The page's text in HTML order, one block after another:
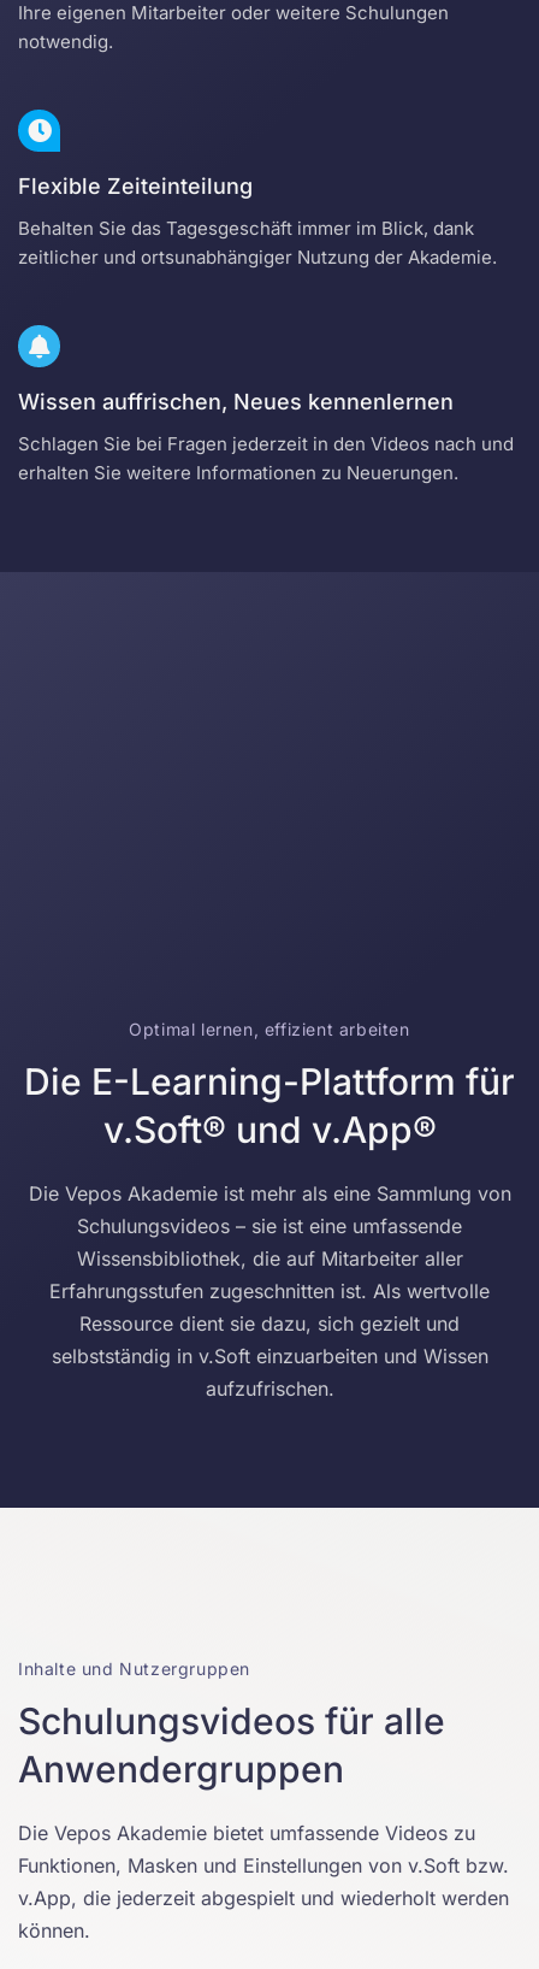
Ihre eigenen Mitarbeiter oder weitere Schulungen
notwendig.
Flexible Zeiteinteilung
Behalten Sie das Tagesgeschäft immer im Blick, dank
zeitlicher und ortsunabhängiger Nutzung der Akademie.
Wissen auffrischen, Neues kennenlernen
Schlagen Sie bei Fragen jederzeit in den Videos nach und
erhalten Sie weitere Informationen zu Neuerungen.
Optimal lernen, effizient arbeiten
Die E-Learning-Plattform für
v.Soft® und v.App®
Die Vepos Akademie ist mehr als eine Sammlung von
Schulungsvideos – sie ist eine umfassende
Wissensbibliothek, die auf Mitarbeiter aller
Erfahrungsstufen zugeschnitten ist. Als wertvolle
Ressource dient sie dazu, sich gezielt und
selbstständig in v.Soft einzuarbeiten und Wissen
aufzufrischen.
Inhalte und Nutzergruppen
Schulungsvideos für alle
Anwendergruppen
Die Vepos Akademie bietet umfassende Videos zu
Funktionen, Masken und Einstellungen von v.Soft bzw.
v.App, die jederzeit abgespielt und wiederholt werden
können.